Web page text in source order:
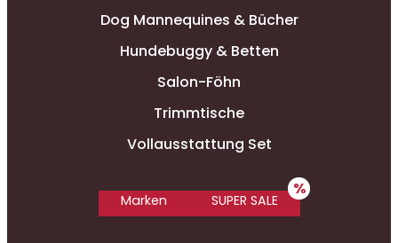
Dog Mannequines & Bücher
Hundebuggy & Betten
Salon-Föhn
Trimmtische
Vollausstattung Set
Marken SUPER SALE